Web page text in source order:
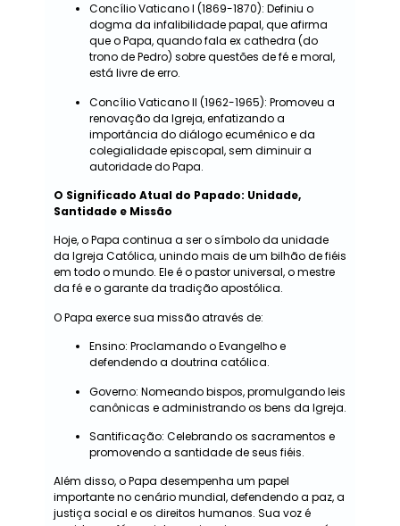
Concílio Vaticano I (1869-1870): Definiu o
dogma da infalibilidade papal, que afirma
que o Papa, quando fala ex cathedra (do
trono de Pedro) sobre questões de fé e moral,
está livre de erro.
Concílio Vaticano II (1962-1965): Promoveu a
renovação da Igreja, enfatizando a
importância do diálogo ecumênico e da
colegialidade episcopal, sem diminuir a
autoridade do Papa.
O Significado Atual do Papado: Unidade,
Santidade e Missão
Hoje, o Papa continua a ser o símbolo da unidade
da Igreja Católica, unindo mais de um bilhão de fiéis
em todo o mundo. Ele é o pastor universal, o mestre
da fé e o garante da tradição apostólica.
O Papa exerce sua missão através de:
Ensino: Proclamando o Evangelho e
defendendo a doutrina católica.
Governo: Nomeando bispos, promulgando leis
canônicas e administrando os bens da Igreja.
Santificação: Celebrando os sacramentos e
promovendo a santidade de seus fiéis.
Além disso, o Papa desempenha um papel
importante no cenário mundial, defendendo a paz, a
justiça social e os direitos humanos. Sua voz é